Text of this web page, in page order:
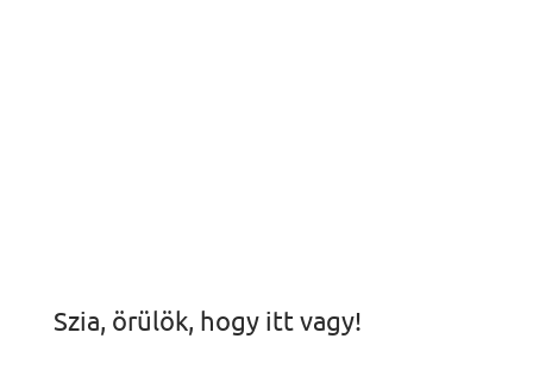
Szia, örülök, hogy itt vagy!